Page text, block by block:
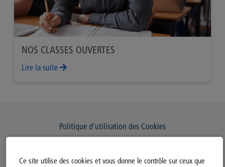
Ce site utilise des cookies et vous donne le contrôle sur ceux que
NOS CLASSES OUVERTES
Lire la suite
Politique d’utilisation des Cookies